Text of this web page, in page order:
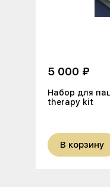
5 000 ₽
Набор для
therapy kit
В корзину